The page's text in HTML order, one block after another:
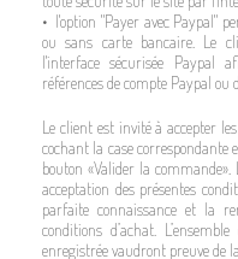
• l'option "Payer avec Paypal"
ou sans carte bancaire. Le
l'interface sécurisée Paypal
références de compte Paypal ou
Le client est invité à accepter
cochant la case
bouton «Valider la
acceptation des présentes
parfaite connaissance et la
conditions d’achat.
enregistrée vaudront preuve de